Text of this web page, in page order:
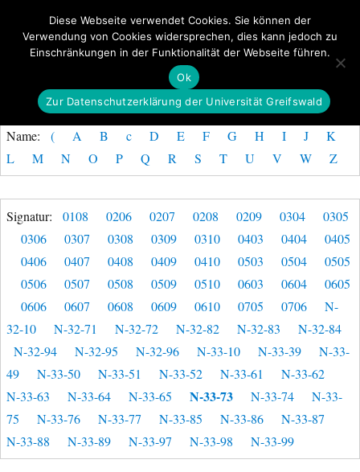
GeoGREIF MENÜ
Name: ( A B c D E F G H I J
K
L
M N O P Q R S T U V W Z
Signatur: 0108 0206 0207 0208 0209 0304
0305
0306
0307 0308 0309 0310 0403 0404
0405
0406
0407 0408 0409 0410 0503 0504
0505
0506
0507 0508 0509 0510 0603 0604
0605
0606
0607 0608 0609 0610 0705 0706
N-
32-10
N-32-71 N-32-72 N-32-82 N-32-83
N-32-84
N-32-94
N-32-95 N-32-96 N-33-10 N-33-39
N-33-
49
N-33-50 N-33-51 N-33-52 N-33-61
N-33-62
N-33-63
N-33-64 N-33-65 N-33-73 N-33-74
N-33-
75
N-33-76 N-33-77 N-33-85 N-33-86
N-33-87
N-33-88
N-33-89 N-33-97 N-33-98 N-33-99
Diese Webseite verwendet Cookies. Sie können der
Verwendung von Cookies widersprechen, dies kann jedoch zu
Einschränkungen in der Funktionalität der Webseite führen.
Ok
Zur Datenschutzerklärung der Universität Greifswald